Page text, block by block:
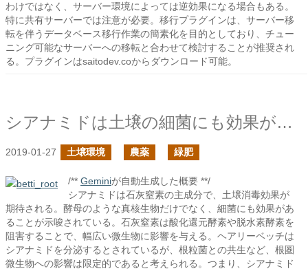
わけではなく、サーバー環境によっては逆効果になる場合もある。
特に共有サーバーでは注意が必要。移行プラグインは、サーバー移
転を伴うデータベース移行作業の簡素化を目的としており、チュー
ニング可能なサーバーへの移転と合わせて検討することが推奨され
る。プラグインはsaitodev.coからダウンロード可能。
シアナミドは土壌の細菌にも効果があるのか？
2019-01-27 土壌環境 農薬 緑肥
/** Geminiが自動生成した概要 **/
シアナミドは石灰窒素の主成分で、土壌消毒効果が
期待される。酵母のような真核生物だけでなく、細菌にも効果があ
ることが示唆されている。石灰窒素は酸化還元酵素や脱水素酵素を
阻害することで、幅広い微生物に影響を与える。ヘアリーベッチは
シアナミドを分泌するとされているが、根粒菌との共生など、根圏
微生物への影響は限定的であると考えられる。つまり、シアナミド